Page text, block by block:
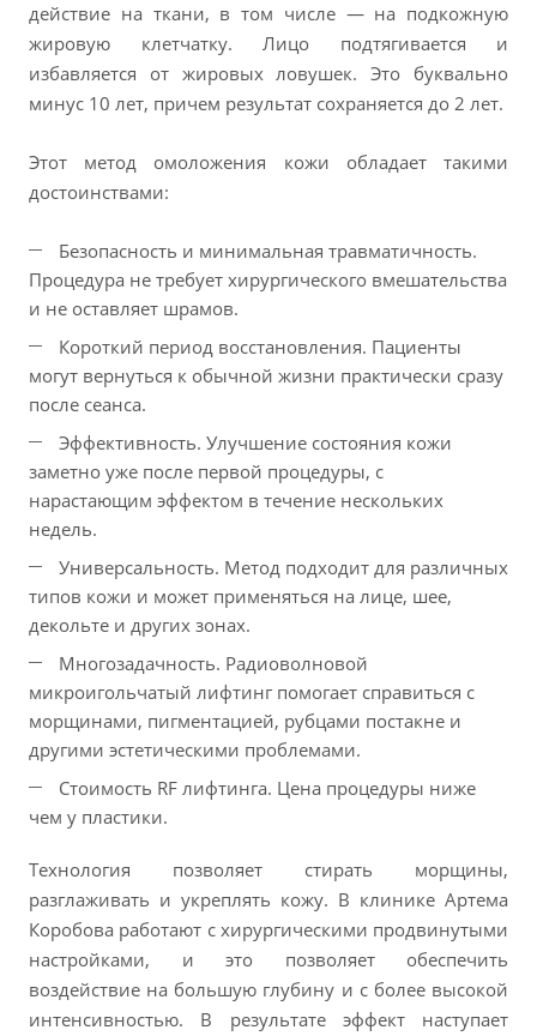
действие на ткани, в том числе — на подкожную
жировую клетчатку. Лицо подтягивается и
избавляется от жировых ловушек. Это буквально
минус 10 лет, причем результат сохраняется до 2 лет.
Этот метод омоложения кожи обладает такими
достоинствами:
Безопасность и минимальная травматичность.
Процедура не требует хирургического вмешательства
и не оставляет шрамов.
Короткий период восстановления. Пациенты
могут вернуться к обычной жизни практически сразу
после сеанса.
Эффективность. Улучшение состояния кожи
заметно уже после первой процедуры, с
нарастающим эффектом в течение нескольких
недель.
Универсальность. Метод подходит для различных
типов кожи и может применяться на лице, шее,
декольте и других зонах.
Многозадачность. Радиоволновой
микроигольчатый лифтинг помогает справиться с
морщинами, пигментацией, рубцами постакне и
другими эстетическими проблемами.
Стоимость RF лифтинга. Цена процедуры ниже
чем у пластики.
Технология позволяет стирать морщины,
разглаживать и укреплять кожу. В клинике Артема
Коробова работают с хирургическими продвинутыми
настройками, и это позволяет обеспечить
воздействие на большую глубину и с более высокой
интенсивностью. В результате эффект наступает